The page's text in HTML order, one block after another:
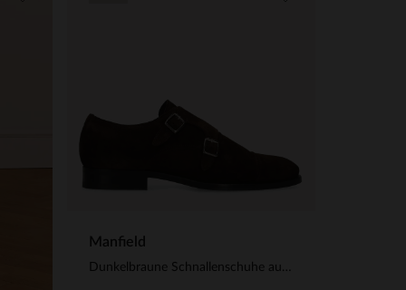
Manfield
Dunkelbraune Schnallenschuhe aus Veloursleder